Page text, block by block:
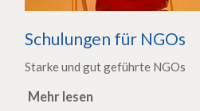
Schulungen für NGOs
Starke und gut geführte NGOs
Mehr lesen